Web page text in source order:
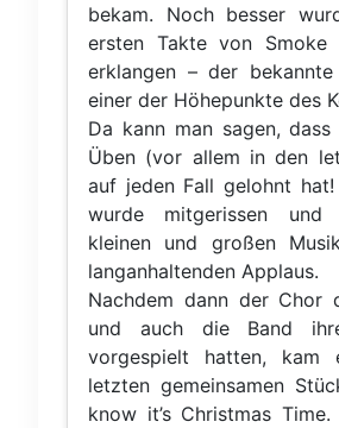
bekam. Noch besser
ersten Takte von Smoke
erklangen – der
einer der Höhepunkte des
Da kann man sagen,
Üben (vor allem in den
auf jeden Fall gelohnt hat!
wurde mitgerissen und
kleinen und großen
langanhaltenden Applaus.
Nachdem dann der Chor
und auch die Band
vorgespielt hatten, kam
letzten gemeinsamen
know it’s Christmas Time.